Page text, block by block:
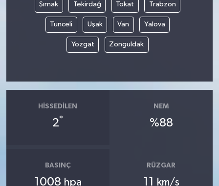
Şırnak Tekirdağ Tokat Trabzon
Tunceli Uşak Van Yalova
Yozgat Zonguldak
HISSEDILEN
2°
NEM
%88
BASINÇ
1008 hpa
RÜZGAR
11 km/s